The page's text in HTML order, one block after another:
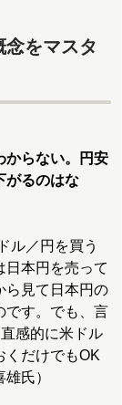
念をマスタ
からない。円安
がるのはな
ル／円を買う
日本円を売って
ら見て日本円の
です。でも、言
感的に米ドル
くだけでもOK
氏）